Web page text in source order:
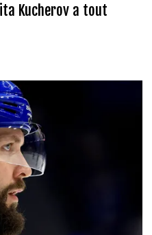
Kucherov a tout